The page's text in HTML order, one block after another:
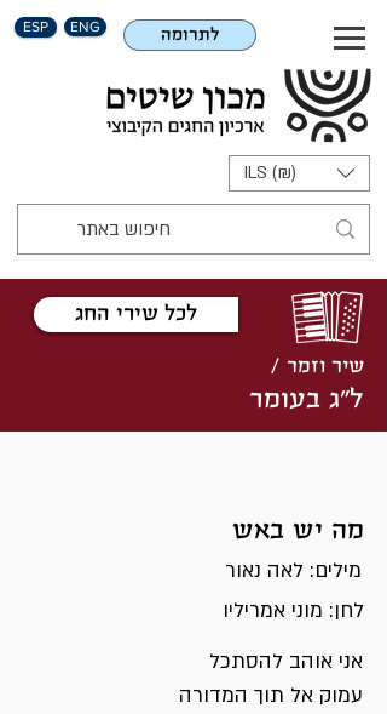
ESP ENG לתרומה
ILS (₪)
לכל שירי החג
שיר וזמר /
ל"ג בעומר
מה יש באש
מילים: לאה נאור
לחן: מוני אמריליו
אני אוהב להסתכל
עמוק אל תוך המדורה